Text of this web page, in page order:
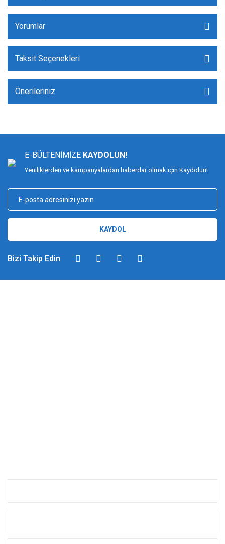
Yorumlar
Taksit Seçenekleri
Önerileriniz
E-BÜLTENİMİZE KAYDOLUN!
Yeniliklerden ve kampanyalardan haberdar olmak için Kaydolun!
KAYDOL
Bizi Takip Edin